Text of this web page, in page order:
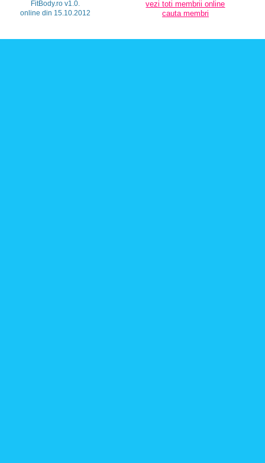
FitBody.ro v1.0.
online din 15.10.2012
vezi toti membrii online
cauta membri